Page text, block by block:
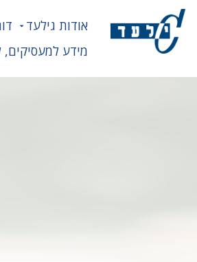
אודות גילעד
מידע למעסיקים,